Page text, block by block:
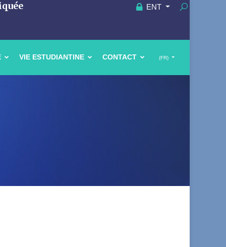
ENT
(FR)
VIE ESTUDIANTINE CONTACT